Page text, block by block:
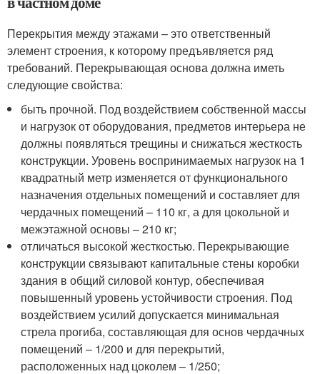
Перекрытия между этажами – это ответственный
элемент строения, к которому предъявляется ряд
требований. Перекрывающая основа должна иметь
следующие свойства:
быть прочной. Под воздействием собственной массы
и нагрузок от оборудования, предметов интерьера не
должны появляться трещины и снижаться жесткость
конструкции. Уровень воспринимаемых нагрузок на 1
квадратный метр изменяется от функционального
назначения отдельных помещений и составляет для
чердачных помещений – 110 кг, а для цокольной и
межэтажной основы – 210 кг;
отличаться высокой жесткостью. Перекрывающие
конструкции связывают капитальные стены коробки
здания в общий силовой контур, обеспечивая
повышенный уровень устойчивости строения. Под
воздействием усилий допускается минимальная
стрела прогиба, составляющая для основ чердачных
помещений – 1/200 и для перекрытий,
расположенных над цоколем – 1/250;